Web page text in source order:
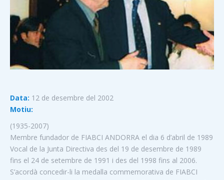
Data: 12 de desembre del 2002
Motiu:
(1935-2007)
Membre fundador de FIABCI ANDORRA el dia 6 d’abril de 1989
Vocal de la Junta Directiva des del 19 de desembre de 1989
fins el 24 de setembre de 1991 i des del 1998 fins al 2006.
S’acordà concedir-li la medalla commemorativa de FIABCI